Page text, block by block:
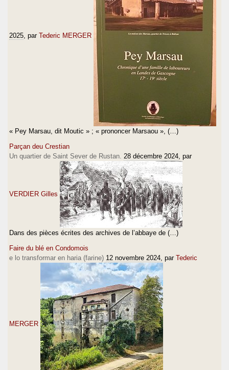
2025 , par Tederic MERGER
« Pey Marsau, dit Moutic » ; « prononcer Marsaou », (…)
Parçan deu Crestian
Un quartier de Saint Sever de Rustan. 28 décembre 2024 , par
VERDIER Gilles
Dans des pièces écrites des archives de l’abbaye de (…)
Faire du blé en Condomois
e lo transformar en haria (farine) 12 novembre 2024 , par Tederic
MERGER